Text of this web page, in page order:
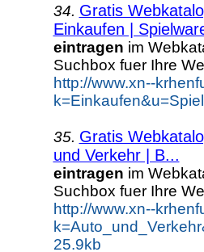
34. Gratis
Einkaufen |
eintragen im
Suchbox fuer Ihre
http://www.xn--
35. Gratis
und Verkehr | B...
eintragen im
Suchbox fuer Ihre
http://www.xn--
25.9kb